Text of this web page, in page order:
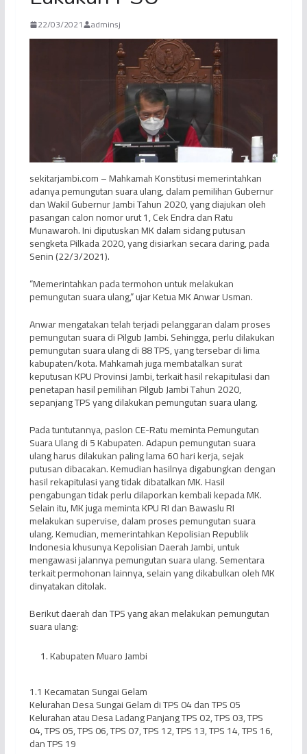
22/03/2021 adminsj
sekitarjambi.com – Mahkamah Konstitusi memerintahkan
adanya pemungutan suara ulang, dalam pemilihan Gubernur
dan Wakil Gubernur Jambi Tahun 2020, yang diajukan oleh
pasangan calon nomor urut 1, Cek Endra dan Ratu
Munawaroh. Ini diputuskan MK dalam sidang putusan
sengketa Pilkada 2020, yang disiarkan secara daring, pada
Senin (22/3/2021).
“Memerintahkan pada termohon untuk melakukan
pemungutan suara ulang,” ujar Ketua MK Anwar Usman.
Anwar mengatakan telah terjadi pelanggaran dalam proses
pemungutan suara di Pilgub Jambi. Sehingga, perlu dilakukan
pemungutan suara ulang di 88 TPS, yang tersebar di lima
kabupaten/kota. Mahkamah juga membatalkan surat
keputusan KPU Provinsi Jambi, terkait hasil rekapitulasi dan
penetapan hasil pemilihan Pilgub Jambi Tahun 2020,
sepanjang TPS yang dilakukan pemungutan suara ulang.
Pada tuntutannya, paslon CE-Ratu meminta Pemungutan
Suara Ulang di 5 Kabupaten. Adapun pemungutan suara
ulang harus dilakukan paling lama 60 hari kerja, sejak
putusan dibacakan. Kemudian hasilnya digabungkan dengan
hasil rekapitulasi yang tidak dibatalkan MK. Hasil
pengabungan tidak perlu dilaporkan kembali kepada MK.
Selain itu, MK juga meminta KPU RI dan Bawaslu RI
melakukan supervise, dalam proses pemungutan suara
ulang. Kemudian, memerintahkan Kepolisian Republik
Indonesia khusunya Kepolisian Daerah Jambi, untuk
mengawasi jalannya pemungutan suara ulang. Sementara
terkait permohonan lainnya, selain yang dikabulkan oleh MK
dinyatakan ditolak.
Berikut daerah dan TPS yang akan melakukan pemungutan
suara ulang:
Kabupaten Muaro Jambi
1.1 Kecamatan Sungai Gelam
Kelurahan Desa Sungai Gelam di TPS 04 dan TPS 05
Kelurahan atau Desa Ladang Panjang TPS 02, TPS 03, TPS
04, TPS 05, TPS 06, TPS 07, TPS 12, TPS 13, TPS 14, TPS 16,
dan TPS 19